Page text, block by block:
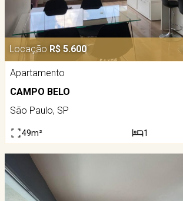
Locação R$ 5.600
Apartamento
CAMPO BELO
São Paulo, SP
49m² 1